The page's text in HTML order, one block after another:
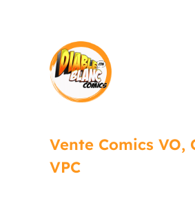
Vente Comics VO,
VPC